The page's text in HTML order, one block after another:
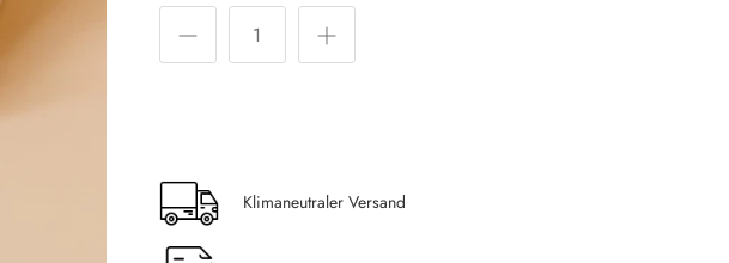
Klimaneutraler Versand